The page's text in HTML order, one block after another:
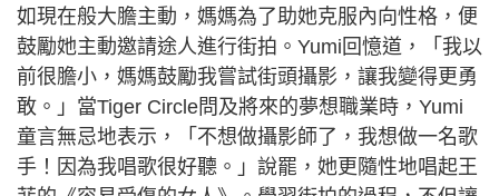
如現在般大膽主動，媽媽為了助她克服內向性格，便
鼓勵她主動邀請途人進行街拍。Yumi回憶道，「我以
前很膽小，媽媽鼓勵我嘗試街頭攝影，讓我變得更勇
敢。」當Tiger Circle問及將來的夢想職業時，Yumi
童言無忌地表示，「不想做攝影師了，我想做一名歌
手！因為我唱歌很好聽。」說罷，她更隨性地唱起王